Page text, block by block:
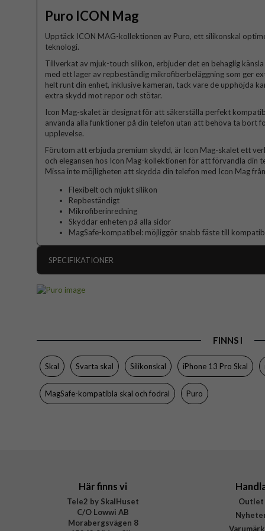
Puro ICON Mag
Upptäck ICON MAG-kollektionen av Puro, ett silikonskal
teknologi.
Tillverkat av mjuk-touch silikon, erbjuder det en behaglig
med ett lager av repbeständig mikrofiberbeläggning som ger
helt runt din enhet, inklusive kameran, tack vare de upphöjda
extra skydd mot repor och stötar.
Icon Mag-skalet är designat för att säkerställa perfekt
använda alla funktioner på din telefon utan att behöva ta bort
upplevelse.
Förutom att erbjuda premium skydd, är Icon Mag-skalet ett
och elegansen hos Icon Mag-kollektionen för att förvandla din
Missa inte möjligheten att skydda din telefon med Icon Mag
Flexibelt och mjukt silikon
Repbeständigt
Mikrofiberinredning
Skyddar enheten på alla sidor
MagSafe-kompatibel: möjliggör snabb fäste till
SPECIFIKATIONER
Egenskaper
Färg
Material
Varumärke
FINNS I
Skal Svarta skal Silikonskal iPhone 13 Pro Skal
MagSafe-kompatibla skal och fodral Puro
Här finns vi
Tele2 by SkalHuset
C/O Lowwi AB
Morabergsvägen 8
Outlet